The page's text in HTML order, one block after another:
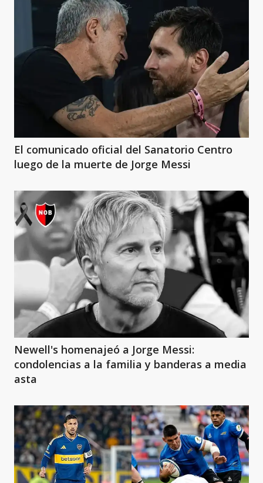
El comunicado oficial del Sanatorio Centro
luego de la muerte de Jorge Messi
Newell's homenajeó a Jorge Messi:
condolencias a la familia y banderas a media
asta